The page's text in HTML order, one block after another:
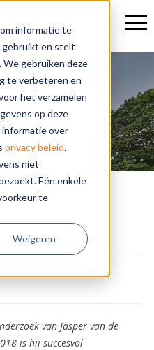
informatie te
gebruikt en stelt
gebruiken deze
te verbeteren en
het verzamelen
op deze
informatie over
privacy beleid.
niet
Eén enkele
te
Weigeren
van Jasper van de
is hij succesvol